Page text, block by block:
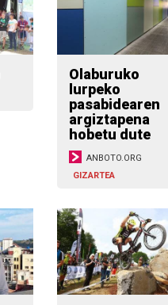
Olaburuko
lurpeko
pasabidearen
argiztapena
hobetu dute
ANBOTO.ORG
GIZARTEA